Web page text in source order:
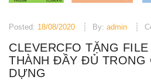
Posted: 18/08/2020 By: admin
CLEVERCFO TẶNG
THÀNH ĐẦY ĐỦ TRONG
DỰNG